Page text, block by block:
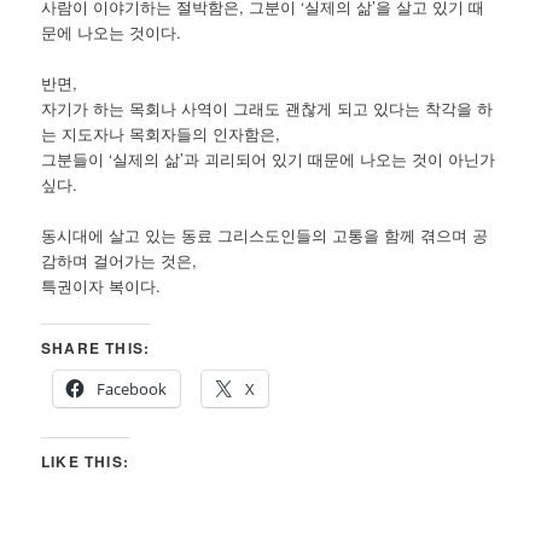
사람이 이야기하는 절박함은, 그분이 ‘실제의 삶’을 살고 있기 때
문에 나오는 것이다.
반면,
자기가 하는 목회나 사역이 그래도 괜찮게 되고 있다는 착각을 하
는 지도자나 목회자들의 인자함은,
그분들이 ‘실제의 삶’과 괴리되어 있기 때문에 나오는 것이 아닌가
싶다.
동시대에 살고 있는 동료 그리스도인들의 고통을 함께 겪으며 공
감하며 걸어가는 것은,
특권이자 복이다.
SHARE THIS:
Facebook
X
LIKE THIS: